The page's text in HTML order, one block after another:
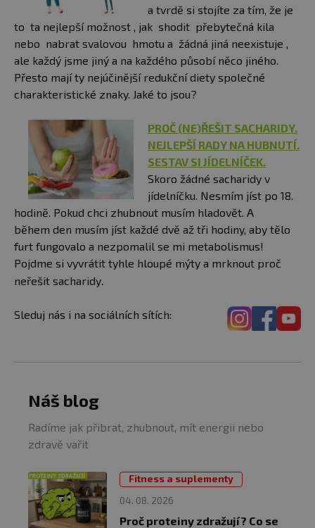
a tvrdě si stojíte za tím, že je
to ta nejlepší možnost , jak shodit přebytečná kila
nebo nabrat svalovou hmotu a žádná jiná neexistuje ,
ale každý jsme jiný a na každého působí něco jiného.
Přesto mají ty nejúčinější redukční diety společné
charakteristické znaky. Jaké to jsou?
PROČ (NE)ŘEŠIT SACHARIDY.
NEJLEPŠÍ RADY NA HUBNUTÍ.
SESTAV SI JÍDELNÍČEK.
​Skoro žádné sacharidy v
jídelníčku. Nesmím jíst po 18.
hodině. Pokud chci zhubnout musím hladovět. A
během den musím jíst každé dvě až tři hodiny, aby tělo
furt fungovalo a nezpomalil se mi metabolismus!
Pojdme si vyvrátit tyhle hloupé mýty a mrknout proč
neřešit sacharidy.
Sleduj nás i na sociálních sítích:
Náš blog
Radíme jak přibrat, zhubnout, mít energii nebo
zdravě vařit
04. 08. 2026
Fitness a suplementy
Proč proteiny zdražují? Co se